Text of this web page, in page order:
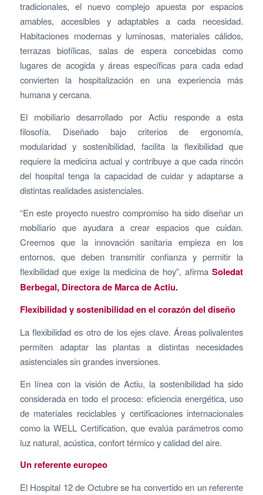
tradicionales, el nuevo complejo apuesta por espacios
amables, accesibles y adaptables a cada necesidad.
Habitaciones modernas y luminosas, materiales cálidos,
terrazas biofílicas, salas de espera concebidas como
lugares de acogida y áreas específicas para cada edad
convierten la hospitalización en una experiencia más
humana y cercana.
El mobiliario desarrollado por Actiu responde a esta
filosofía. Diseñado bajo criterios de ergonomía,
modularidad y sostenibilidad, facilita la flexibilidad que
requiere la medicina actual y contribuye a que cada rincón
del hospital tenga la capacidad de cuidar y adaptarse a
distintas realidades asistenciales.
“En este proyecto nuestro compromiso ha sido diseñar un
mobiliario que ayudara a crear espacios que cuidan.
Creemos que la innovación sanitaria empieza en los
entornos, que deben transmitir confianza y permitir la
flexibilidad que exige la medicina de hoy”, afirmaSoledat
Berbegal, Directora de Marca de Actiu.
Flexibilidad y sostenibilidad en el corazón del diseño
La flexibilidad es otro de los ejes clave. Áreas polivalentes
permiten adaptar las plantas a distintas necesidades
asistenciales sin grandes inversiones.
En línea con la visión de Actiu, la sostenibilidad ha sido
considerada en todo el proceso: eficiencia energética, uso
de materiales reciclables y certificaciones internacionales
como la WELL Certification, que evalúa parámetros como
luz natural, acústica, confort térmico y calidad del aire.
Un referente europeo
El Hospital 12 de Octubre se ha convertido en un referente